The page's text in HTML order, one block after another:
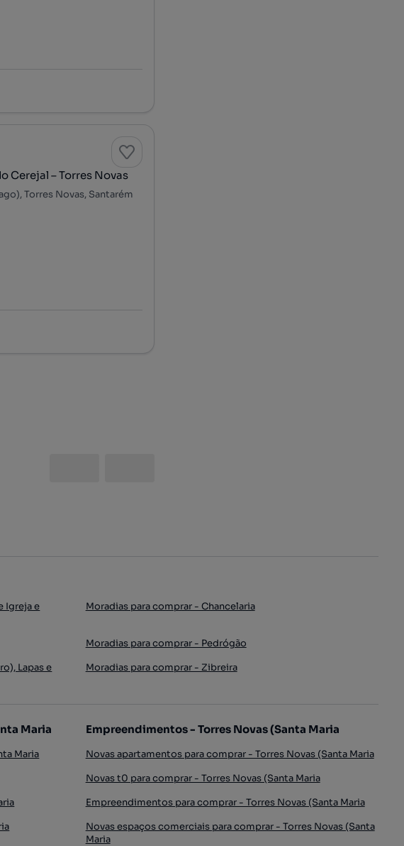
Cerejal – Torres Novas
Torres Novas, Santarém
Igreja e
Moradias para comprar - Chancelaria
Moradias para comprar - Pedrógão
Lapas e
Moradias para comprar - Zibreira
Maria
Maria
Empreendimentos - Torres Novas (Santa Maria
Novas apartamentos para comprar - Torres Novas (Santa Maria
Novas t0 para comprar - Torres Novas (Santa Maria
Empreendimentos para comprar - Torres Novas (Santa Maria
Novas espaços comerciais para comprar - Torres Novas (Santa
Maria